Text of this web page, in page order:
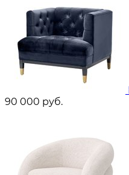
90 000 руб.